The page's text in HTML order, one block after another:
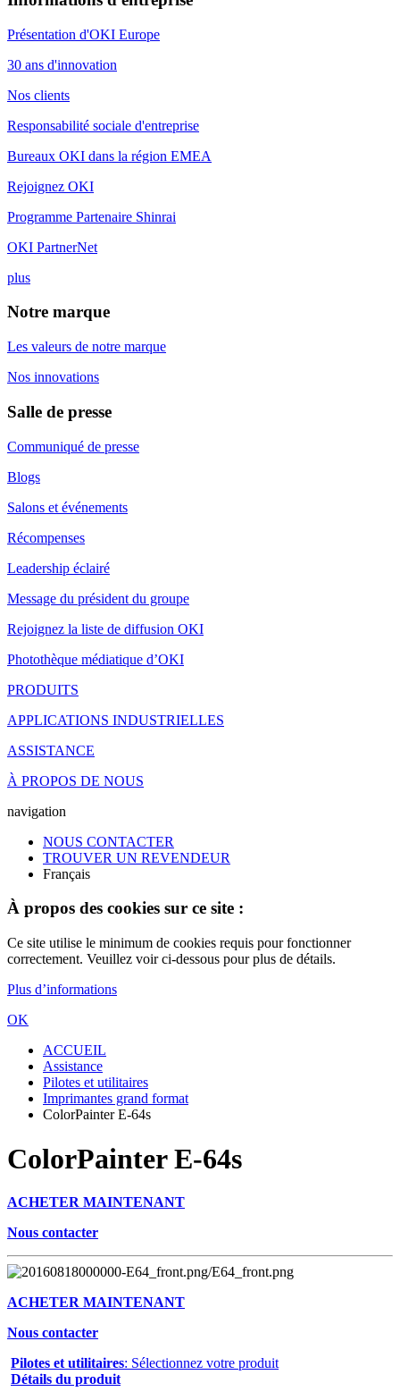
Présentation d'OKI Europe
30 ans d'innovation
Nos clients
Responsabilité sociale d'entreprise
Bureaux OKI dans la région EMEA
Rejoignez OKI
Programme Partenaire Shinrai
OKI PartnerNet
plus
Notre marque
Les valeurs de notre marque
Nos innovations
Salle de presse
Communiqué de presse
Blogs
Salons et événements
Récompenses
Leadership éclairé
Message du président du groupe
Rejoignez la liste de diffusion OKI
Photothèque médiatique d’OKI
PRODUITS
APPLICATIONS INDUSTRIELLES
ASSISTANCE
À PROPOS DE NOUS
navigation
NOUS CONTACTER
TROUVER UN REVENDEUR
Français
À propos des cookies sur ce site :
Ce site utilise le minimum de cookies requis pour fonctionner
correctement. Veuillez voir ci-dessous pour plus de détails.
Plus d’informations
OK
ACCUEIL
Assistance
Pilotes et utilitaires
Imprimantes grand format
ColorPainter E-64s
ColorPainter E-64s
ACHETER MAINTENANT
Nous contacter
ACHETER MAINTENANT
Nous contacter
Pilotes et utilitaires: Sélectionnez votre produit
Détails du produit